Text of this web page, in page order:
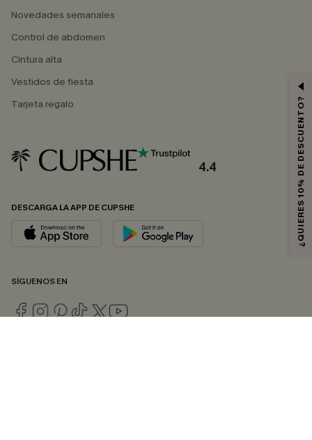
Novedades semanales
Control de abdomen
Cintura alta
Vestidos de fiesta
Tarjeta regalo
4.4
DESCARGA LA APP DE CUPSHE
SÍGUENOS EN
¿QUIERES 10% DE DESCUENTO?